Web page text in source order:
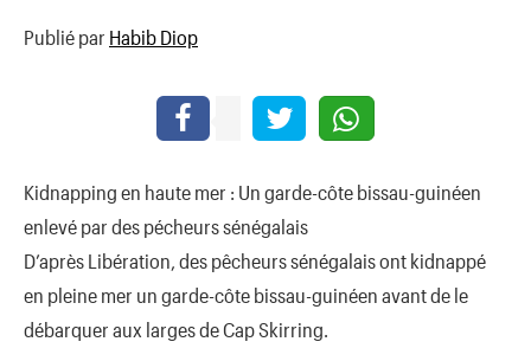
Publié par Habib Diop
Kidnapping en haute mer : Un garde-côte bissau-guinéen
enlevé par des pécheurs sénégalais
D’après Libération, des pêcheurs sénégalais ont kidnappé
en pleine mer un garde-côte bissau-guinéen avant de le
débarquer aux larges de Cap Skirring.